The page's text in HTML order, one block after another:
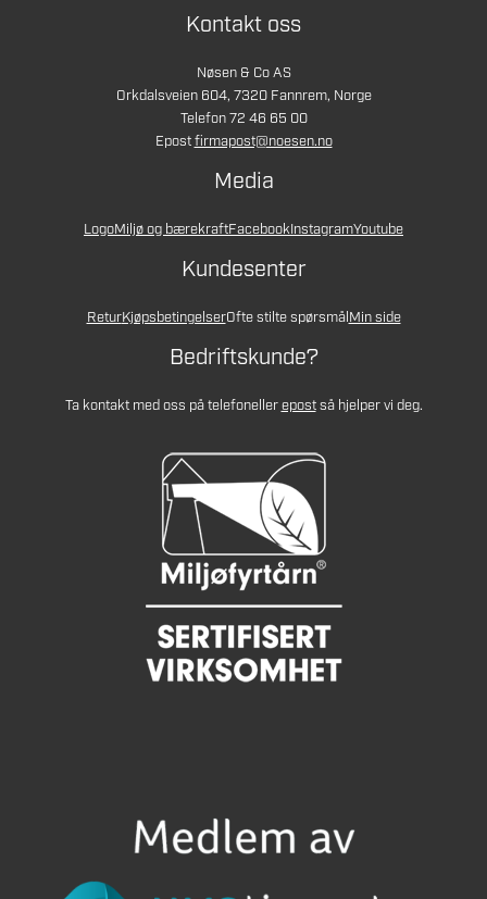
Kontakt oss
Nøsen & Co AS
Orkdalsveien 604, 7320 Fannrem, Norge
Telefon 72 46 65 00
Epostfirmapost@noesen.no
Media
LogoMiljø og bærekraftFacebookInstagramYoutube
Kundesenter
ReturKjøpsbetingelserOfte stilte spørsmålMin side
Bedriftskunde?
Ta kontakt med oss på telefonellerepostså hjelper vi deg.